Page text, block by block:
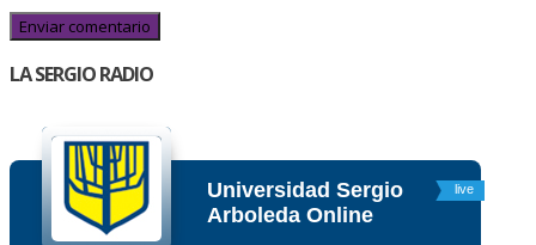
LA SERGIO RADIO